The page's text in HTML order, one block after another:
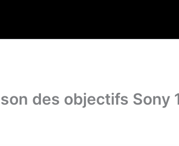
des objectifs Sony